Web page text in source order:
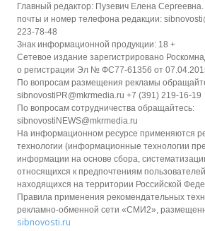
Главный редактор: Пузевич Елена
почты и номер телефона редакции:
223-78-48
Знак информационной продукции: 18 +
Сетевое издание зарегистрировано
о регистрации Эл № ФС77-61356 от
По вопросам размещения рекламы
sibnovostiPR@mkrmedia.ru +7 (391) 219-16-19
По вопросам сотрудничества обращайтесь:
sibnovostiNEWS@mkrmedia.ru
На информационном ресурсе применяются
технологии (информационные технологии
информации на основе сбора,
относящихся к предпочтениям
находящихся на территории Российской
Правила применения рекомендательных
рекламно-обменной сети «СМИ2»,
sibnovosti.ru